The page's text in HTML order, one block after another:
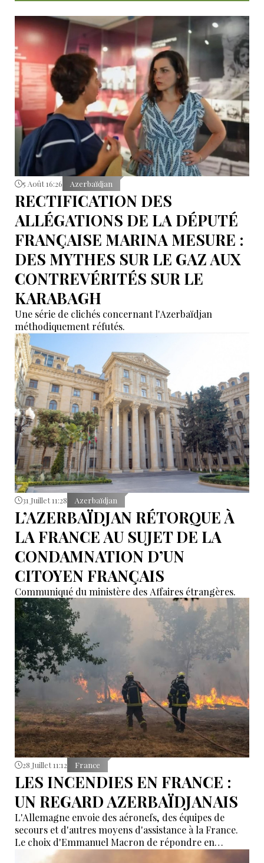
5 Août 16:26 Azerbaïdjan
RECTIFICATION DES
ALLÉGATIONS DE LA DÉPUTÉ
FRANÇAISE MARINA MESURE :
DES MYTHES SUR LE GAZ AUX
CONTREVÉRITÉS SUR LE
KARABAGH
Une série de clichés concernant l'Azerbaïdjan
méthodiquement réfutés.
31 Juillet 11:28 Azerbaïdjan
L’AZERBAÏDJAN RÉTORQUE À
LA FRANCE AU SUJET DE LA
CONDAMNATION D’UN
CITOYEN FRANÇAIS
Communiqué du ministère des Affaires étrangères.
28 Juillet 11:12 France
LES INCENDIES EN FRANCE :
UN REGARD AZERBAÏDJANAIS
L'Allemagne envoie des aéronefs, des équipes de
secours et d'autres moyens d'assistance à la France.
Le choix d'Emmanuel Macron de répondre en
allemand a eu une portée symbolique.